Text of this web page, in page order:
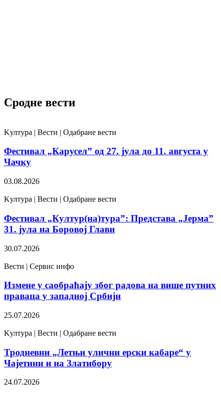
Сродне вести
Kултура | Вести | Одабране вести
Фестивал „Карусел” од 27. јула до 11. августа у
Чачку
03.08.2026
Kултура | Вести | Одабране вести
Фестивал „Култур(на)тура”: Представа „Јерма”
31. јула на Боровој Глави
30.07.2026
Вести | Сервис инфо
Измене у саобраћају због радова на више путних
праваца у западној Србији
25.07.2026
Kултура | Вести | Одабране вести
Тродневни „Летњи улични ерски кабаре“ у
Чајетини и на Златибору
24.07.2026